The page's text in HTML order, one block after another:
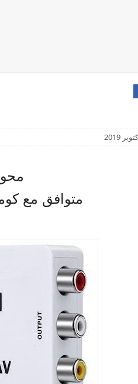
متوافق مع